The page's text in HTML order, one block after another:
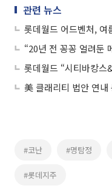
관련 뉴스
롯데월드 “시티바캉스
#코난 #명탐정
#롯데지주